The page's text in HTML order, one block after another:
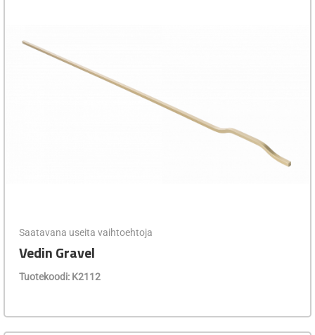
Saatavana useita vaihtoehtoja
Vedin Gravel
Tuotekoodi: K2112